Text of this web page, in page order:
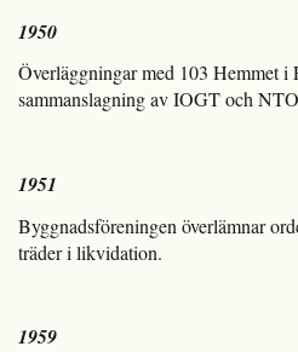
1950
Överläggningar med 103 Hemmet i
sammanslagning av IOGT och
1951
Byggnadsföreningen överlämnar
träder i likvidation.
1959